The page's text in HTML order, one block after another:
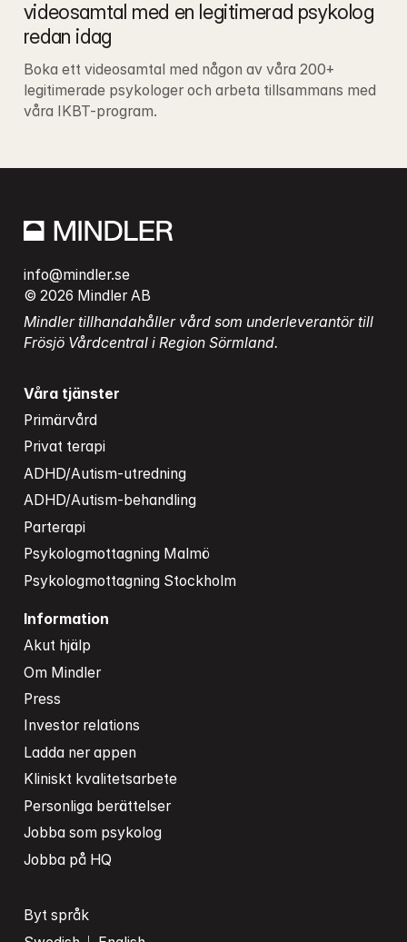
videosamtal med en legitimerad psykolog
redan idag
Boka ett videosamtal med någon av våra 200+
legitimerade psykologer och arbeta tillsammans med
våra IKBT-program.
info@mindler.se
© 2026 Mindler AB
Mindler tillhandahåller vård som underleverantör till
Frösjö Vårdcentral i Region Sörmland.
Våra tjänster
Primärvård
Privat terapi
ADHD/Autism-utredning
ADHD/Autism-behandling
Parterapi
Psykologmottagning Malmö
Psykologmottagning Stockholm
Information
Akut hjälp
Om Mindler
Press
Investor relations
Ladda ner appen
Kliniskt kvalitetsarbete
Personliga berättelser
Jobba som psykolog
Jobba på HQ
Byt språk